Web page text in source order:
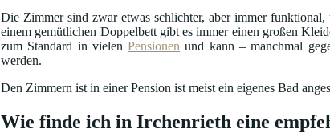
Die Zimmer sind zwar etwas schlichter, aber immer
einem gemütlichen Doppelbett gibt es immer einen großen
zum Standard in vielenPensionen und kann – manchmal
werden.
Den Zimmern ist in einer Pension ist meist ein eigenes Bad
Wie finde ich in Irchenrieth eine